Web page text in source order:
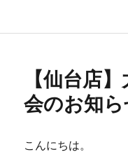
【仙台店
会のお知ら
こんにちは。